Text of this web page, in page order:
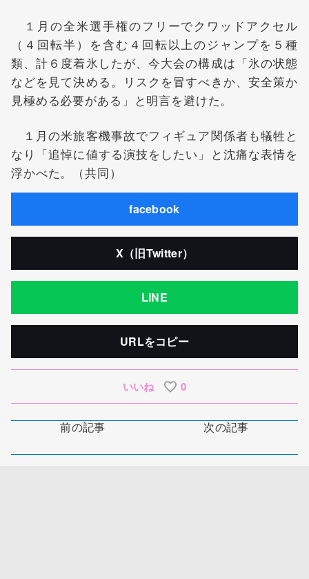
１月の全米選手権のフリーでクワッドアクセル
（４回転半）を含む４回転以上のジャンプを５種
類、計６度着氷したが、今大会の構成は「氷の状態
などを見て決める。リスクを冒すべきか、安全策か
見極める必要がある」と明言を避けた。
１月の米旅客機事故でフィギュア関係者も犠牲と
なり「追悼に値する演技をしたい」と沈痛な表情を
浮かべた。（共同）
facebook
X（旧Twitter）
LINE
URLをコピー
いいね 0
前の記事 次の記事